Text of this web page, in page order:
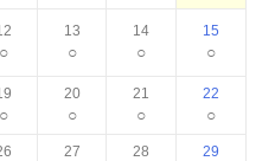
○
13
○
14
○
15
○
○
20
○
21
○
22
○
27 28 29